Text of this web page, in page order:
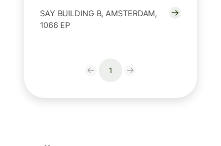
SAY BUILDING B, AMSTERDAM,
1066 EP
1